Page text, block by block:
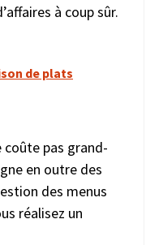
à coup sûr.
de plats
coûte pas grand-
en outre des
des menus
réalisez un